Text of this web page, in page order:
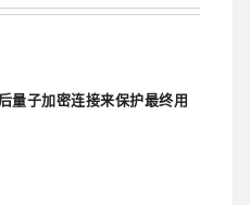
量子加密连接来保护最终用